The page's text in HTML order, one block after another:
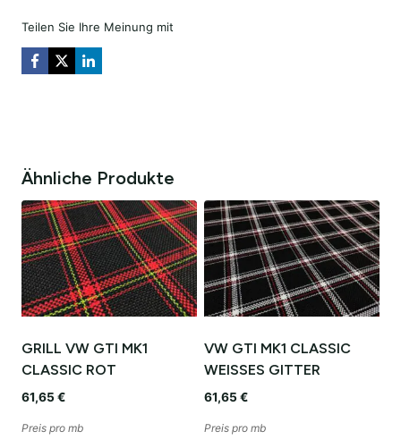
Teilen Sie Ihre Meinung mit
Ähnliche Produkte
GRILL VW GTI MK1
CLASSIC ROT
61,65€
Preis pro mb
VW GTI MK1 CLASSIC
WEISSES GITTER
61,65€
Preis pro mb